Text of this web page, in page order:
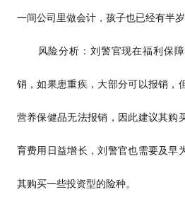
一间公司里做会计，孩子也已经有半岁
风险分析：刘警官现在福利保障
销，如果患重疾，大部分可以报销，
营养保健品无法报销，因此建议其购
育费用日益增长，刘警官也需要及早
其购买一些投资型的险种。